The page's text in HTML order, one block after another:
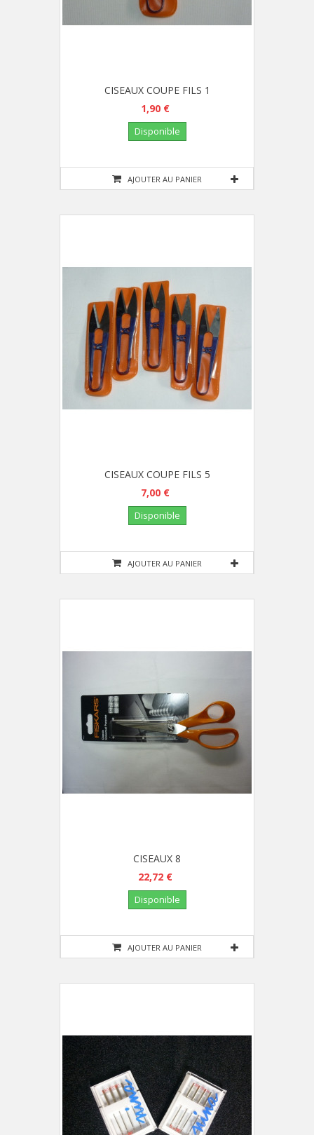
AJOUTER AU PANIER
CISEAUX COUPE FILS 1
1,90 €
Disponible
AJOUTER AU PANIER
CISEAUX COUPE FILS 5
7,00 €
Disponible
AJOUTER AU PANIER
CISEAUX 8
22,72 €
Disponible